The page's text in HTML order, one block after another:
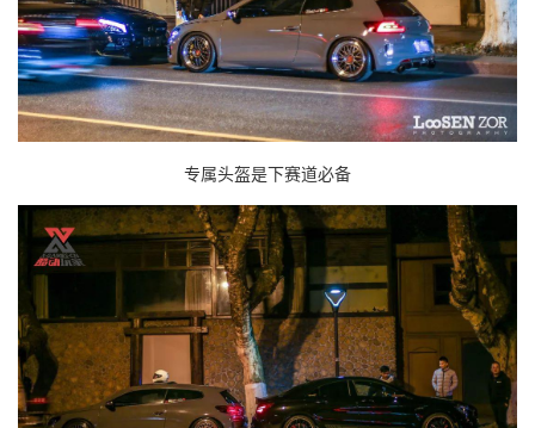
专属头盔是下赛道必备